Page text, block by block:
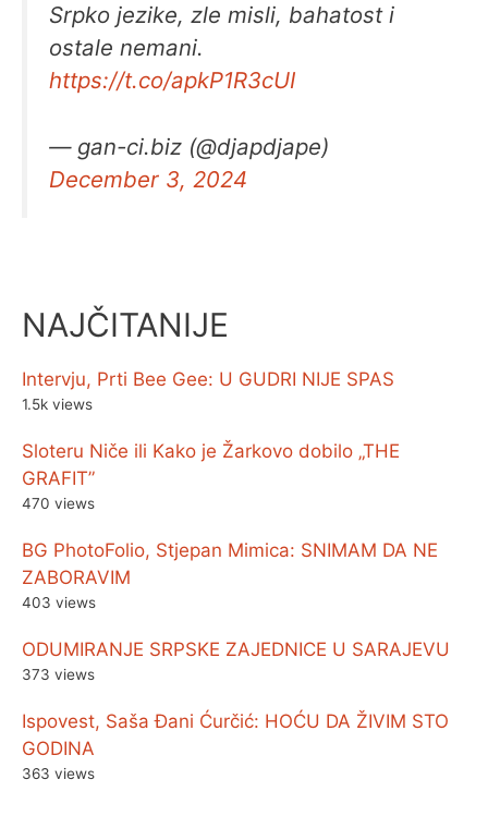
Srpko jezike, zle misli, bahatost i
ostale nemani.
https://t.co/apkP1R3cUI
— gan-ci.biz (@djapdjape)
December 3, 2024
NAJČITANIJE
Intervju, Prti Bee Gee: U GUDRI NIJE SPAS
1.5k views
Sloteru Niče ili Kako je Žarkovo dobilo „THE
GRAFIT”
470 views
BG PhotoFolio, Stjepan Mimica: SNIMAM DA NE
ZABORAVIM
403 views
ODUMIRANJE SRPSKE ZAJEDNICE U SARAJEVU
373 views
Ispovest, Saša Đani Ćurčić: HOĆU DA ŽIVIM STO
GODINA
363 views